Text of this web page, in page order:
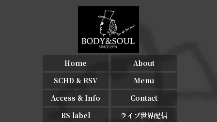
Home
About
SCHD & RSV
Menu
Access & Info
Contact
BS label
ライブ世界配信